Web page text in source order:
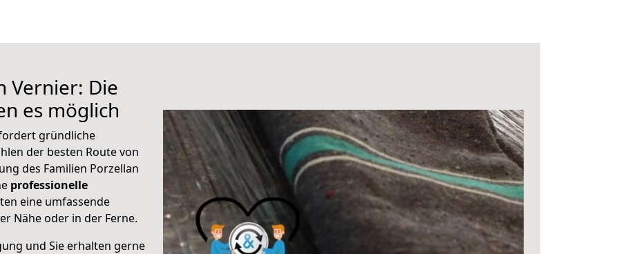
Vernier: Die
es möglich
gründliche
der besten Route von
des Familien Porzellan
professionelle
eine umfassende
Nähe oder in der Ferne.
und Sie erhalten gerne